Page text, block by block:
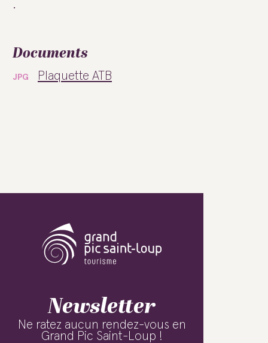
Documents
JPG Plaquette ATB
Newsletter
Ne ratez aucun rendez-vous en
Grand Pic Saint-Loup !